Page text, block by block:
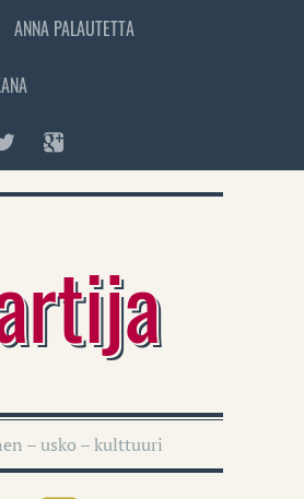
ANNA PALAUTETTA
– usko – kulttuuri